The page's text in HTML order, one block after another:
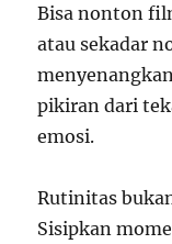
Bisa nonton
atau sekadar
pikiran dari
emosi.
Rutinitas
Sisipkan